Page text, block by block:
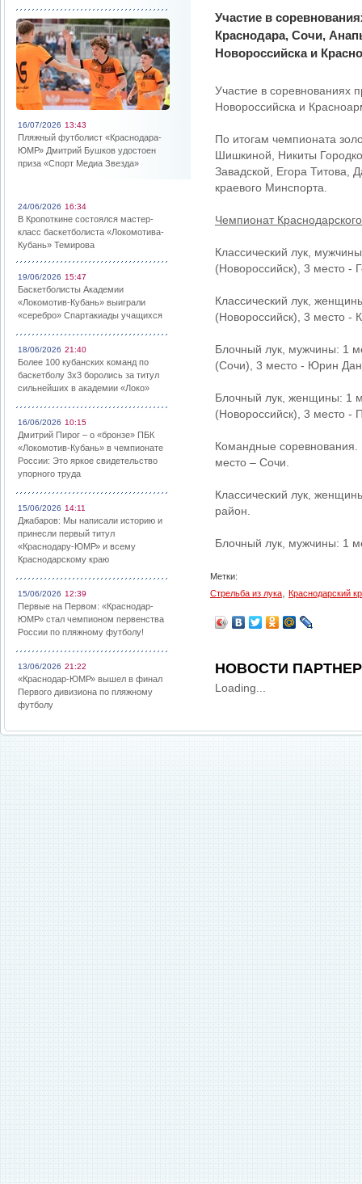
16/07/2026 13:43
Пляжный футболист «Краснодара-
ЮМР» Дмитрий Бушков удостоен
приза «Спорт Медиа Звезда»
24/06/2026 16:34
В Кропоткине состоялся мастер-
класс баскетболиста «Локомотива-
Кубань» Темирова
19/06/2026 15:47
Баскетболисты Академии
«Локомотив-Кубань» выиграли
«серебро» Спартакиады учащихся
18/06/2026 21:40
Более 100 кубанских команд по
баскетболу 3х3 боролись за титул
сильнейших в академии «Локо»
16/06/2026 10:15
Дмитрий Пирог – о «бронзе» ПБК
«Локомотив-Кубань» в чемпионате
России: Это яркое свидетельство
упорного труда
15/06/2026 14:11
Джабаров: Мы написали историю и
принесли первый титул
«Краснодару-ЮМР» и всему
Краснодарскому краю
15/06/2026 12:39
Первые на Первом: «Краснодар-
ЮМР» стал чемпионом первенства
России по пляжному футболу!
13/06/2026 21:22
«Краснодар-ЮМР» вышел в финал
Первого дивизиона по пляжному
футболу
Участие в
Краснодара, Сочи,
Новороссийска и
Участие в соревнованиях
Новороссийска и
По итогам чемпионата
Шишкиной, Никиты
Завадской, Егора
краевого Минспорта.
Чемпионат
Классический лук,
(Новороссийск), 3 место -
Классический лук,
(Новороссийск), 3 место -
Блочный лук, мужчины: 1
(Сочи), 3 место - Юрин
Блочный лук, женщины: 1
(Новороссийск), 3 место -
Командные соревнования.
место – Сочи.
Классический лук,
район.
Блочный лук, мужчины: 1
Метки:
Стрельба из лука
Краснодарский
НОВОСТИ
Loading...